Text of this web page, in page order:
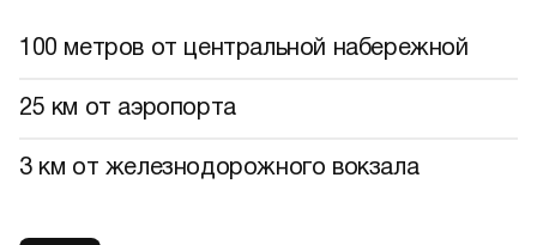
100 метров от центральной набережной
25 км от аэропорта
3 км от железнодорожного вокзала